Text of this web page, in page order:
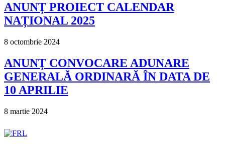
ANUNȚ PROIECT CALENDAR
NAȚIONAL 2025
8 octombrie 2024
ANUNȚ CONVOCARE ADUNARE
GENERALĂ ORDINARĂ ÎN DATA DE
10 APRILIE
8 martie 2024